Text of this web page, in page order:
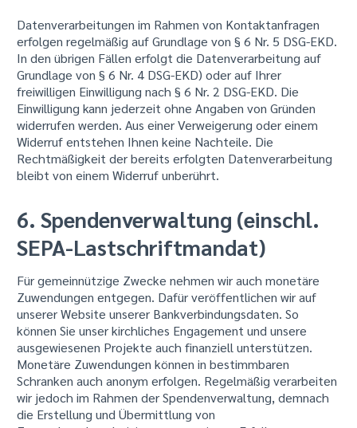
Datenverarbeitungen im Rahmen von Kontaktanfragen
erfolgen regelmäßig auf Grundlage von § 6 Nr. 5 DSG-EKD.
In den übrigen Fällen erfolgt die Datenverarbeitung auf
Grundlage von § 6 Nr. 4 DSG-EKD) oder auf Ihrer
freiwilligen Einwilligung nach § 6 Nr. 2 DSG-EKD. Die
Einwilligung kann jederzeit ohne Angaben von Gründen
widerrufen werden. Aus einer Verweigerung oder einem
Widerruf entstehen Ihnen keine Nachteile. Die
Rechtmäßigkeit der bereits erfolgten Datenverarbeitung
bleibt von einem Widerruf unberührt.
6. Spendenverwaltung (einschl.
SEPA-Lastschriftmandat)
Für gemeinnützige Zwecke nehmen wir auch monetäre
Zuwendungen entgegen. Dafür veröffentlichen wir auf
unserer Website unserer Bankverbindungsdaten. So
können Sie unser kirchliches Engagement und unsere
ausgewiesenen Projekte auch finanziell unterstützen.
Monetäre Zuwendungen können in bestimmbaren
Schranken auch anonym erfolgen. Regelmäßig verarbeiten
wir jedoch im Rahmen der Spendenverwaltung, demnach
die Erstellung und Übermittlung von